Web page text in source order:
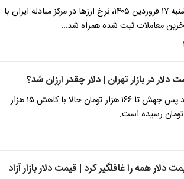
در معاملات روز دوشنبه ۱۷ فروردین ۱۴۰۵، نرخ ارزها در مرکز مبادله ایران با
معاملات ثبت شده همراه شد…
در بازار تهران | دلار چقدر ارزان شد؟
نرخ دلار در بازار آزاد پس جهش تا ۱۶۶ هزار تومان حالا با کاهش ۱۵ هزار
همه را غافلگیر کرد | قیمت دلار بازار آزاد